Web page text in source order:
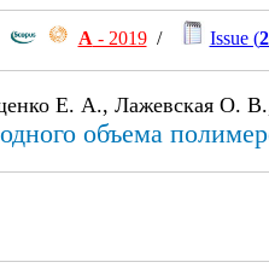
А - 2019/ Issue (
Е. А., Лажевская О.
объема